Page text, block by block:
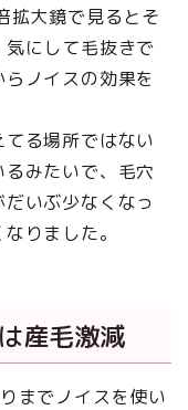
拡大鏡で見るとそ
にして毛抜きで
ノイスの効果を
る場所ではない
みたいで、毛穴
いぶ少なくなっ
りました。
産毛激減
までノイスを使い